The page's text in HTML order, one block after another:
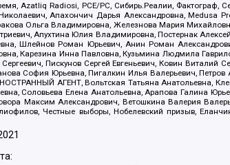
Azatliq Radiosi, PCE/PC, Сибирь.Реалии, Фактограф,
Апахончич Дарья Александровна, Medusa
Ольга Владимировна, Железнова Мария
Апухтина Юлия Владимировна, Постернак
Шлейнов Роман Юрьевич, Анин Роман
Карезина Инна Павловна, Кузьмина Людмила
Пискунов Сергей Евгеньевич, Ковин Виталий
София Юрьевна, Пигалкин Илья Валерьевич,
АГЕНТ, Вольтская Татьяна Анатольевна,
Соловьева Елена Анатольевна, Арапова Галина
Максим Александрович, Ветошкина Валерия
Честные выборы, Нобелевский призыв,